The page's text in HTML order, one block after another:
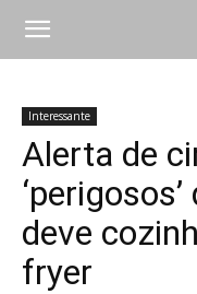
Interessante
Alerta de
deve
fryer